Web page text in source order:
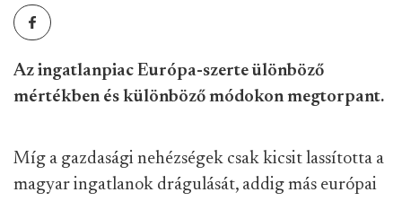
Az ingatlanpiac Európa-szerte ülönböző
mértékben és különböző módokon megtorpant.
Míg a gazdasági nehézségek csak kicsit lassította a
magyar ingatlanok drágulását, addig más európai